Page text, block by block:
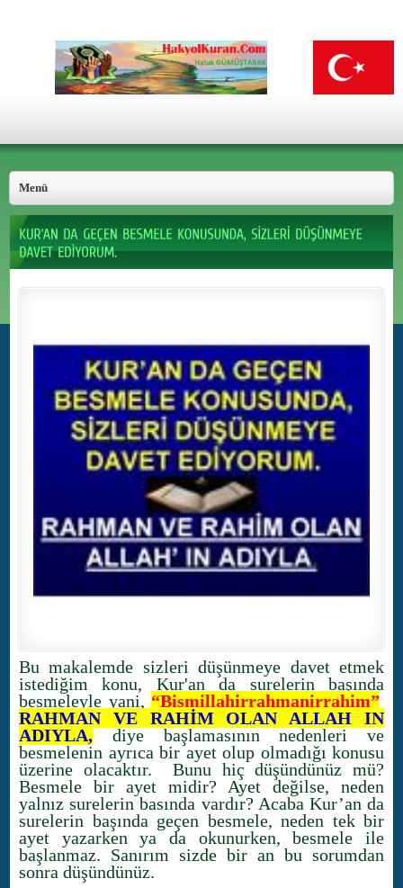
Bu makalemde sizleri düşünmeye davet etmek
istediğim konu, Kur'an da surelerin başında
besmeleyle yani, “Bismillahirrahmanirrahim”
RAHMAN VE RAHİM OLAN ALLAH IN
ADIYLA, diye başlamasının nedenleri ve
besmelenin ayrıca bir ayet olup olmadığı konusu
üzerine olacaktır. Bunu hiç düşündünüz mü?
Besmele bir ayet midir? Ayet değilse, neden
yalnız surelerin basında vardır? Acaba Kur’an da
surelerin başında geçen besmele, neden tek bir
ayet yazarken ya da okunurken, besmele ile
başlanmaz. Sanırım sizde bir an bu sorumdan
sonra düşündünüz.